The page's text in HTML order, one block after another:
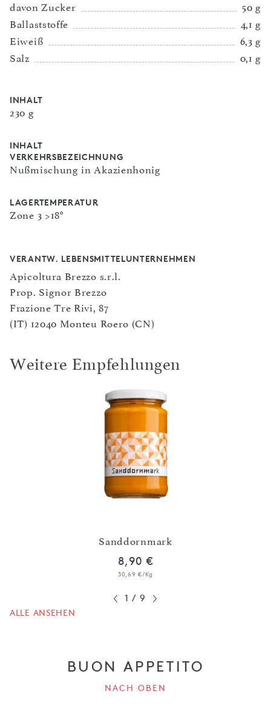
davon Zucker
50 g
Ballaststoffe
4,1 g
Eiweiß
6,3 g
Salz
0,1 g
INHALT
230 g
INHALT
VERKEHRSBEZEICHNUNG
Nußmischung in Akazienhonig
LAGERTEMPERATUR
Zone 3 >18°
VERANTW. LEBENSMITTELUNTERNEHMEN
Apicoltura Brezzo s.r.l.
Prop. Signor Brezzo
Frazione Tre Rivi, 87
(IT) 12040 Monteu Roero (CN)
Weitere Empfehlungen
Sanddornmark
8,90 €
30,69 €/Kg
1 / 9
ALLE ANSEHEN
BUON APPETITO
NACH OBEN